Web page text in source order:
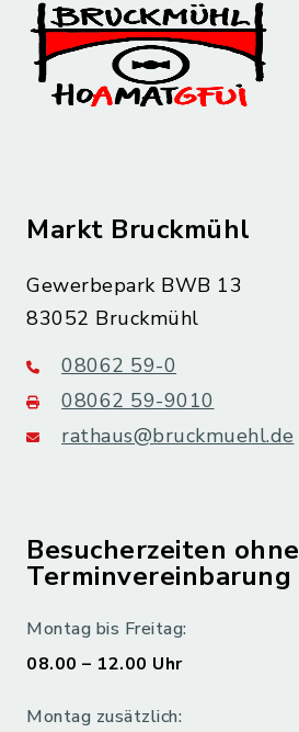
Markt Bruckmühl
Gewerbepark BWB 13
83052 Bruckmühl
08062 59-0
08062 59-9010
rathaus@bruckmuehl.de
Besucherzeiten ohne
Terminvereinbarung
Montag bis Freitag:
08.00 – 12.00 Uhr
Montag zusätzlich: